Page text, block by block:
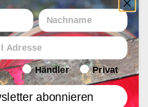
bei Ihnen
Nachname
Endverbraucher/Haendler
Händler Privat
abonnieren